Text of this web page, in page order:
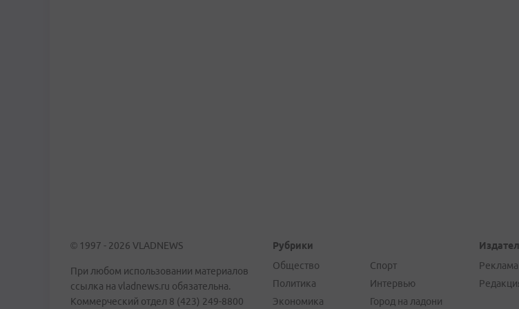
© 1997 - 2026 VLADNEWS
При любом использовании материалов
ссылка на vladnews.ru обязательна.
Коммерческий отдел 8 (423) 249-8800
Рубрики
Общество
Политика
Экономика
Спорт
Интервью
Город на ладони
Реклама